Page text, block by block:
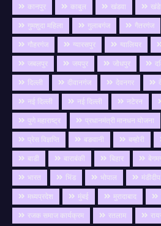
कानपुर
काबुल खंडवा
गुमशुदा महिला
गुलाबगंज गैतरगंज
गौहरगंज
ग्यारसपुर ग्वालियर
जबलपुर
जयपुर जोधपुर
दिल्ली
दीवानगंज देवनगर
नई दिल्ली
नई दिल्ली नटेरन
पुणे महाराष्ट्र
प्रधानमंत्री मानधन योजना
प्रेस विज्ञप्ति
बङवानी बम्होरी
बाडी
बाराबंकी बिहार
भारत
भिंड भोपाल मंडीदीप
मध्यप्रदेश
मुंबई मुरादाबाद
रजक समाज कार्यक्रम
रतलाम